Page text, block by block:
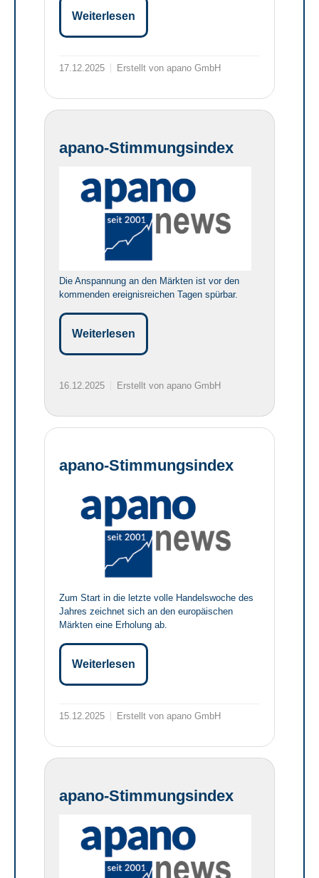
Weiterlesen
17.12.2025 Erstellt von apano GmbH
apano-Stimmungsindex
Die Anspannung an den Märkten ist vor den
kommenden ereignisreichen Tagen spürbar.
Weiterlesen
16.12.2025 Erstellt von apano GmbH
apano-Stimmungsindex
Zum Start in die letzte volle Handelswoche des
Jahres zeichnet sich an den europäischen
Märkten eine Erholung ab.
Weiterlesen
15.12.2025 Erstellt von apano GmbH
apano-Stimmungsindex